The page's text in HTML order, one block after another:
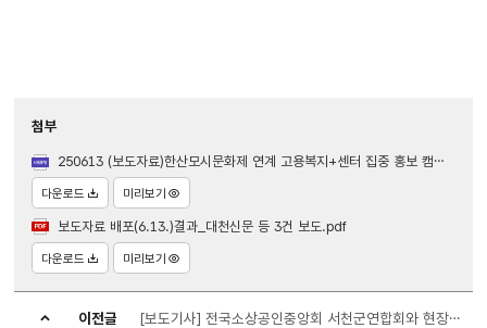
첨부
250613 (보도자료)한산모시문화제 연계 고용복지+센터 집중 홍보 캠페인.hwpx
다운로드 미리보기
보도자료 배포(6.13.)결과_대천신문 등 3건 보도.pdf
다운로드 미리보기
이전글 [보도기사] 전국소상공인중앙회 서천군연합회와 현장간담회 개최